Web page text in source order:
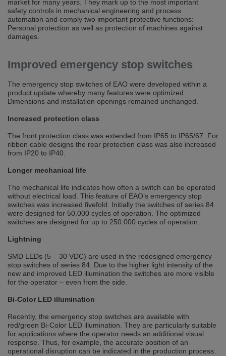
selected one. This website is also available in German. Would you like to
switch to the German version?
Switch to German version Stay on this version
angezeigte bevorzugt. Diese Webseite ist auch auf Deutsch verfügbar.
Möchten Sie zur Deutschen Version wechseln?
Zur deutschen Version wechseln Auf dieser Version bleiben
We have detected, that your browser prefers another language than the
switch to the Czech version?
Switch to Czech version Stay on this version
Tato stránka je k dispozici i v češtině. Chcete přepnout na českou verzi?
Přepnout na českou verzi Zůstaňte v této verzi
Váš prohlížeč se zdá být v jiném jazyce, než je právě používaný jazyk. Tato
stránka je také k dispozici v němčině. Přejete si přejít na německou verzi?
Wir haben erkannt, dass ihr Browser eine andere Sprache als die derzeit
angezeigte bevorzugt. Diese Webseite ist auch auf Deutsch verfügbar.
Möchten Sie zur Deutschen Version wechseln?
stránka je k dispozici také v angličtině. Přejete si přepnout na anglickou
verzi?
Přepněte na anglickou verzi Zůstaňte v této verzi
market for many years. They mark up to the most important
safety controls in mechanical engineering and process
automation and comply two important protective functions:
Personal protection as well as protection of machines against
damages.
Improved emergency stop switches
The emergency stop switches of EAO were developed within a
product update whereby many features were optimized.
Dimensions and installation openings remained unchanged.
Increased protection class
The front protection class was extended from IP65 to IP65/67. For
ribbon cable designs the rear protection class was also increased
from IP20 to IP40.
Longer mechanical life
The mechanical life indicates how often a switch can be operated
without electrical load. This feature of EAO’s emergency stop
switches was increased fivefold. Initially the switches of series 84
were designed for 50.000 cycles of operation. The optimized
switches are designed for up to 250.000 cycles of operation.
Lightning
SMD LEDs (5 – 30 VDC) are used in the redesigned emergency
stop switches of series 84. Due to the higher light intensity of the
new and improved LED illumination the switches are more visible
for the operator – even from the side.
Bi-Color LED illumination
Recently, the emergency stop switches are available with
red/green Bi-Color LED illumination. They are particularly suitable
for applications where the operator needs an additional visual
response. Thus, for example, the accurate position of an
operational disruption can be indicated in the production process.